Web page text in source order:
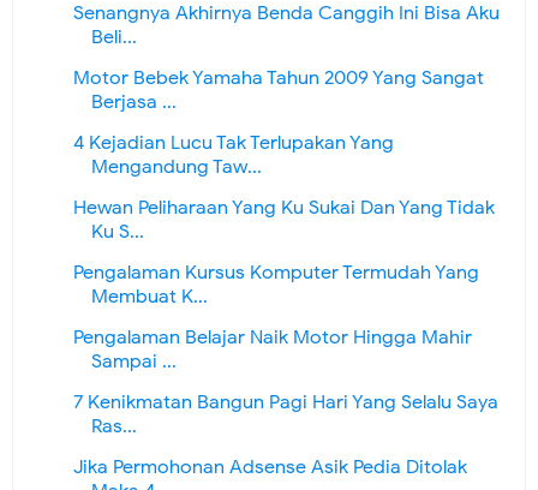
Senangnya Akhirnya Benda Canggih Ini Bisa Aku
Beli...
Motor Bebek Yamaha Tahun 2009 Yang Sangat
Berjasa ...
4 Kejadian Lucu Tak Terlupakan Yang
Mengandung Taw...
Hewan Peliharaan Yang Ku Sukai Dan Yang Tidak
Ku S...
Pengalaman Kursus Komputer Termudah Yang
Membuat K...
Pengalaman Belajar Naik Motor Hingga Mahir
Sampai ...
7 Kenikmatan Bangun Pagi Hari Yang Selalu Saya
Ras...
Jika Permohonan Adsense Asik Pedia Ditolak